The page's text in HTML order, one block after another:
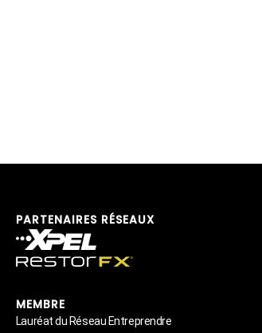
PARTENAIRES RÉSEAUX
MEMBRE
Lauréat du Réseau Entreprendre